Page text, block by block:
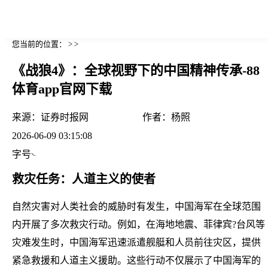
您当前的位置： > >
《战狼4》：全球视野下的中国精神传承-88
体育app官网下载
来源： 证券时报网 作者： 杨照
2026-06-09 03:15:08
字号
救灾任务：人道主义的使者
自然灾害对人类社会的威胁时有发生，中国海军在全球范围
内开展了多次救灾行动。例如，在海地地震、菲律宾?台风等
灾难发生时，中国海军迅速派遣舰艇和人员前往灾区，提供
紧急救援和人道主义援助。这些行动不仅展示了中国海军的